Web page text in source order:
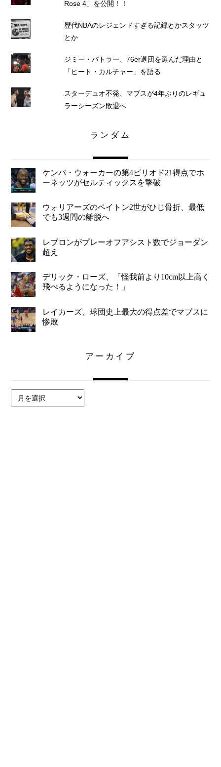
Rose 4」を公開！！
歴代NBAのレジェンドすぎる記録とかスタッツ
とか
ジミー・バトラー、76er退団を選んだ理由と
「ヒート・カルチャー」を語る
スターデュオ不発、マブスが4年ぶりのレギュ
ラーシーズン敗退へ
ランダム
ケンバ・ウォーカーの第4ピリオド21得点でホ
ーネッツがセルティックスを撃破
ウォリアーズのペイトン2世がひじ骨折、最低
でも3週間の離脱へ
レブロンがプレーオフアシスト数でジョーダン
超え
デリック・ローズ、「怪我前より10cm以上高く
飛べるようになった！」
レイカーズ、球団史上最大の得点差でマブスに
惨敗
アーカイブ
ー